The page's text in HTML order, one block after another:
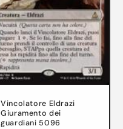
Vincolatore Eldrazi
Giuramento dei
guardiani 5096